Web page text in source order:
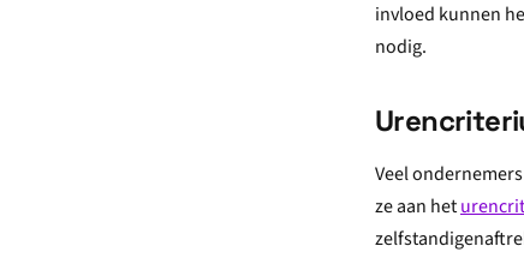
invloed kunnen
nodig.
Veel
ze aan het